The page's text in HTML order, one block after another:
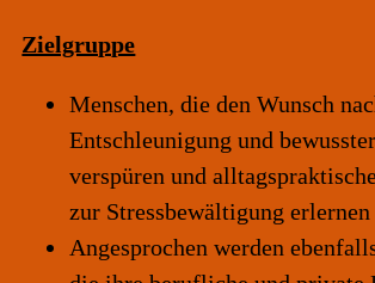
Zielgruppe
Menschen, die den Wunsch
Entschleunigung und
verspüren und
zur Stressbewältigung
Angesprochen werden